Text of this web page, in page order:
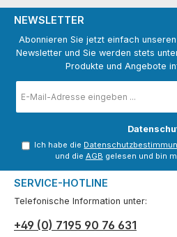
NEWSLETTER
Abonnieren Sie jetzt einfach
Newsletter und Sie werden stets
Produkte und Angebote
Mail-
Adresse
Ich habe die
und die AGB gelesen und bin
SERVICE-HOTLINE
Telefonische Information unter:
+49 (0) 7195 90 76 631